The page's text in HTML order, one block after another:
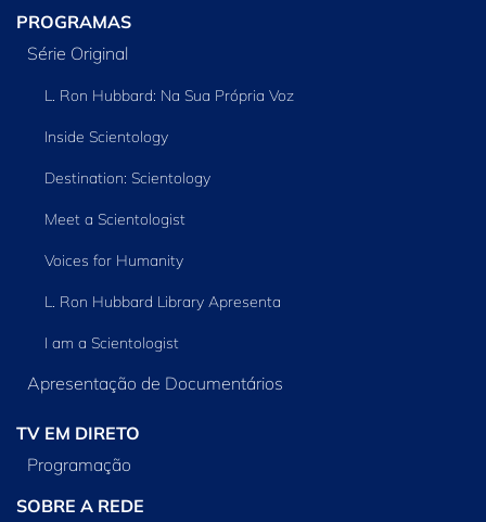
PROGRAMAS
Série Original
L. Ron Hubbard: Na Sua Própria Voz
Inside Scientology
Destination: Scientology
Meet a Scientologist
Voices for Humanity
L. Ron Hubbard Library Apresenta
I am a Scientologist
Apresentação de Documentários
TV EM DIRETO
Programação
SOBRE A REDE